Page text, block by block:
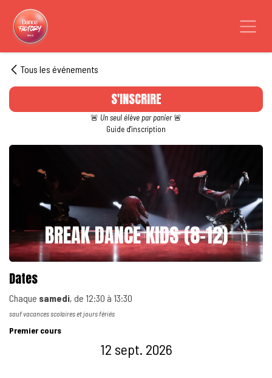
Se rendre au contenu
Tous les événements
S'INSCRIRE
🚨 Un seul élève par panier🚨
Guide d'inscription
BREAK DANCE KIDS (8-12)
Dates
Chaque samedi, de 12:30 à 13:30
sauf vacances scolaires et jours fériés
Premier cours
12 sept. 2026